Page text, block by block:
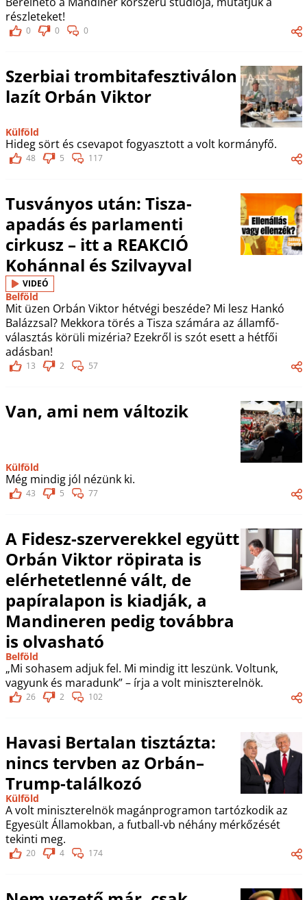
részleteket!
0 0 0
Szerbiai trombitafesztiválon
lazít Orbán Viktor
Külföld
Hideg sört és csevapot fogyasztott a volt kormányfő.
48 5 117
Tusványos után: Tisza-
apadás és parlamenti
cirkusz – itt a REAKCIÓ
Kohánnal és Szilvayval
VIDEÓ
Belföld
Mit üzen Orbán Viktor hétvégi beszéde? Mi lesz Hankó
Balázzsal? Mekkora törés a Tisza számára az államfő-
választás körüli mizéria? Ezekről is szót esett a hétfői
adásban!
13 2 57
Van, ami nem változik
Külföld
Még mindig jól nézünk ki.
43 5 77
A Fidesz-szerverekkel együtt
Orbán Viktor röpirata is
elérhetetlenné vált, de
papíralapon is kiadják, a
Mandineren pedig továbbra
is olvasható
Belföld
„Mi sohasem adjuk fel. Mi mindig itt leszünk. Voltunk,
vagyunk és maradunk” – írja a volt miniszterelnök.
26 2 102
Havasi Bertalan tisztázta:
nincs tervben az Orbán–
Trump-találkozó
Külföld
A volt miniszterelnök magánprogramon tartózkodik az
Egyesült Államokban, a futball-vb néhány mérkőzését
tekinti meg.
20 4 174